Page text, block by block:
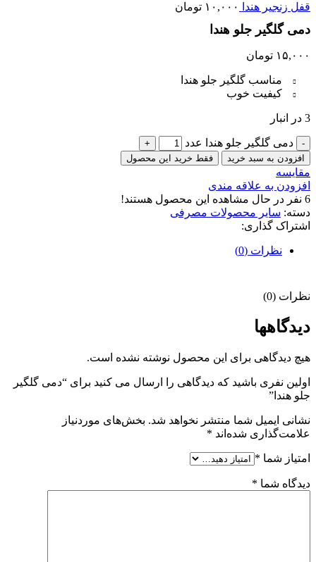
قفل زنجیر هندا ۱۰,۰۰۰ تومان
دمی گلگیر جلو هندا
۱۵,۰۰۰ تومان
مناسب گلگیر جلو هندا
کیفیت خوب
3 در انبار
دمی گلگیر جلو هندا عدد
افزودن به سبد خرید فقط خرید این محصول
مقایسه
افزودن به علاقه مندی
6 نفر در حال مشاهده این محصول هستند!
دسته: سایر محصولات مصرفی
اشتراک گذاری:
نظرات (0)
نظرات (0)
دیدگاهها
هیچ دیدگاهی برای این محصول نوشته نشده است.
اولین نفری باشید که دیدگاهی را ارسال می کنید برای “دمی گلگیر
جلو هندا”
نشانی ایمیل شما منتشر نخواهد شد. بخش‌های موردنیاز
علامت‌گذاری شده‌اند *
امتیاز شما *
دیدگاه شما *